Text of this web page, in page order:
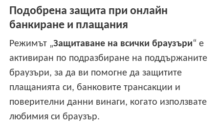
Подобрена защита при онлайн
банкиране и плащания
Режимът „Защитаване на всички браузъри“ е
активиран по подразбиране на поддържаните
браузъри, за да ви помогне да защитите
плащанията си, банковите трансакции и
поверителни данни винаги, когато използвате
любимия си браузър.